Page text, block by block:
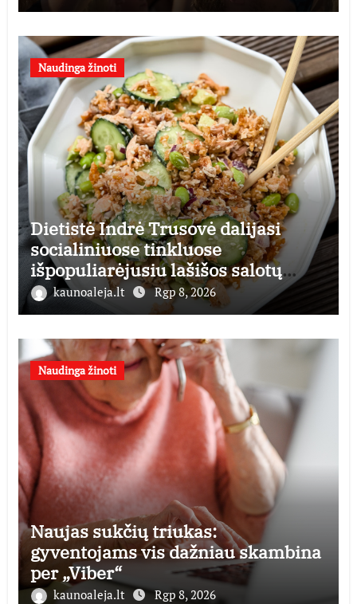
Naudinga žinoti
Dietistė Indrė Trusovė dalijasi
socialiniuose tinkluose
išpopuliarėjusiu lašišos salotų
receptu
kaunoaleja.lt Rgp 8, 2026
Naudinga žinoti
Naujas sukčių triukas:
gyventojams vis dažniau skambina
per „Viber“
kaunoaleja.lt Rgp 8, 2026